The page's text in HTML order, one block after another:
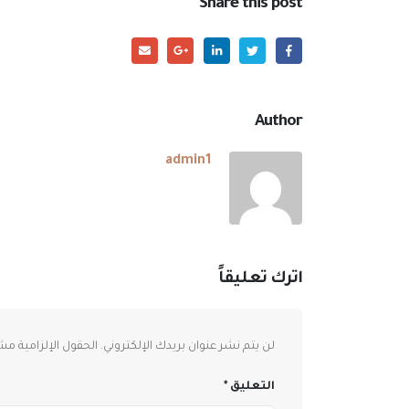
Share this post
Author
admin1
اترك تعليقاً
لن يتم نشر عنوان بريدك الإلكتروني. الحقول الإلزامية
التعليق*